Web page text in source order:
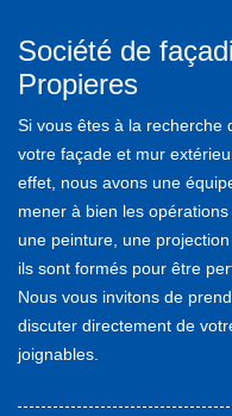
Société de
Propieres
Si vous êtes à la recherche
votre façade et mur
effet, nous avons une
mener à bien les
une peinture, une
ils sont formés pour être
Nous vous invitons de
discuter directement de
joignables.